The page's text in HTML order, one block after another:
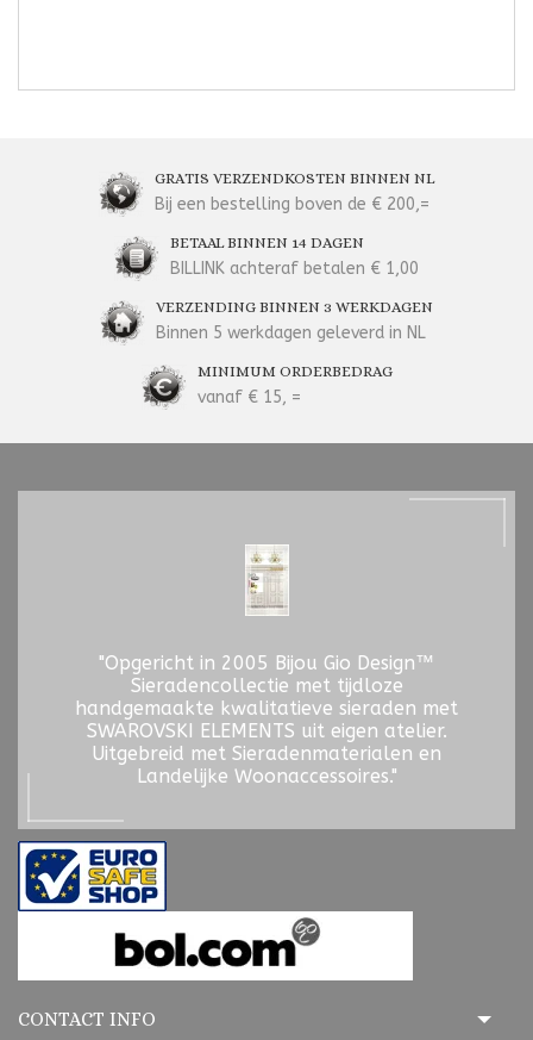
GRATIS VERZENDKOSTEN BINNEN NL
Bij een bestelling boven de € 200,=
BETAAL BINNEN 14 DAGEN
BILLINK achteraf betalen € 1,00
VERZENDING BINNEN 3 WERKDAGEN
Binnen 5 werkdagen geleverd in NL
MINIMUM ORDERBEDRAG
vanaf € 15, =
"Opgericht in 2005 Bijou Gio Design™
Sieradencollectie met tijdloze
handgemaakte kwalitatieve sieraden met
SWAROVSKI ELEMENTS uit eigen atelier.
Uitgebreid met Sieradenmaterialen en
Landelijke Woonaccessoires."
CONTACT INFO